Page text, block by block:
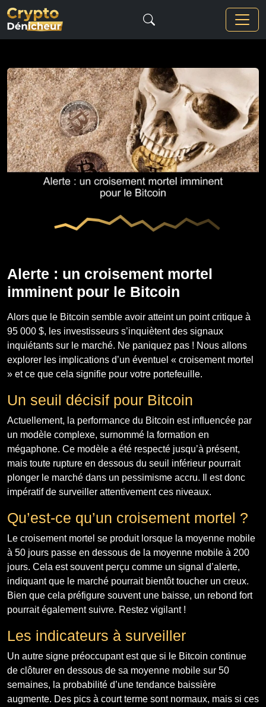
Alerte : un croisement mortel
imminent pour le Bitcoin
Alors que le Bitcoin semble avoir atteint un point critique à
95 000 $, les investisseurs s’inquiètent des signaux
inquiétants sur le marché. Ne paniquez pas ! Nous allons
explorer les implications d’un éventuel « croisement mortel
» et ce que cela signifie pour votre portefeuille.
Un seuil décisif pour Bitcoin
Actuellement, la performance du Bitcoin est influencée par
un modèle complexe, surnommé la formation en
mégaphone. Ce modèle a été respecté jusqu’à présent,
mais toute rupture en dessous du seuil inférieur pourrait
plonger le marché dans un pessimisme accru. Il est donc
impératif de surveiller attentivement ces niveaux.
Qu’est-ce qu’un croisement mortel ?
Le croisement mortel se produit lorsque la moyenne mobile
à 50 jours passe en dessous de la moyenne mobile à 200
jours. Cela est souvent perçu comme un signal d’alerte,
indiquant que le marché pourrait bientôt toucher un creux.
Bien que cela préfigure souvent une baisse, un rebond fort
pourrait également suivre. Restez vigilant !
Les indicateurs à surveiller
Un autre signe préoccupant est que si le Bitcoin continue
de clôturer en dessous de sa moyenne mobile sur 50
semaines, la probabilité d’une tendance baissière
augmente. Des pics à court terme sont normaux, mais si ces